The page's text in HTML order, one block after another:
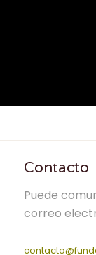
Contacto
Puede
correo